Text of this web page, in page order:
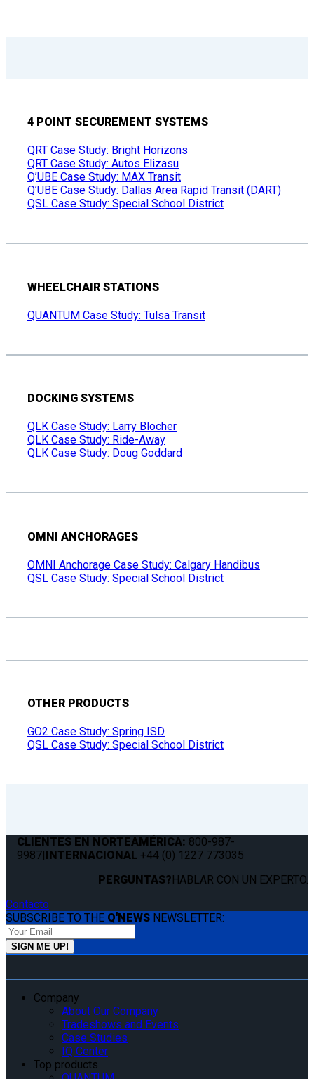
4 POINT SECUREMENT SYSTEMS
QRT Case Study: Bright Horizons
QRT Case Study: Autos Elizasu
Q’UBE Case Study: MAX Transit
Q’UBE Case Study: Dallas Area Rapid Transit (DART)
QSL Case Study: Special School District
WHEELCHAIR STATIONS
QUANTUM Case Study: Tulsa Transit
DOCKING SYSTEMS
QLK Case Study: Larry Blocher
QLK Case Study: Ride-Away
QLK Case Study: Doug Goddard
OMNI ANCHORAGES
OMNI Anchorage Case Study: Calgary Handibus
QSL Case Study: Special School District
OTHER PRODUCTS
GO2 Case Study: Spring ISD
QSL Case Study: Special School District
CLIENTES EN NORTEAMÉRICA: 800-987-
9987
INTERNACIONAL +44 (0) 1227 773035
PERGUNTAS? HABLAR CON UN EXPERTO.
Contacto
SUBSCRIBE TO THE Q'NEWS NEWSLETTER:
Company
About Our Company
Tradeshows and Events
Case Studies
IQ Center
Top products